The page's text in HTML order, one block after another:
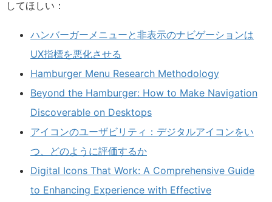
してほしい：
ハンバーガーメニューと非表示のナビゲーションは
UX指標を悪化させる
Hamburger Menu Research Methodology
Beyond the Hamburger: How to Make Navigation
Discoverable on Desktops
アイコンのユーザビリティ：デジタルアイコンをい
つ、どのように評価するか
Digital Icons That Work: A Comprehensive Guide
to Enhancing Experience with Effective